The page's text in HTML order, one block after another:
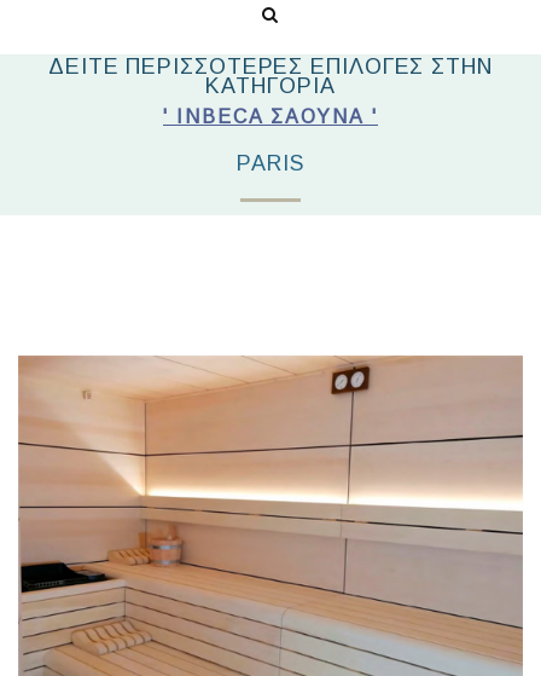
ΔΕΙΤΕ ΠΕΡΙΣΣΟΤΕΡΕΣ ΕΠΙΛΟΓΕΣ ΣΤΗΝ
ΚΑΤΗΓΟΡΙΑ
' INBECA ΣΑΟΥΝΑ '
PARIS